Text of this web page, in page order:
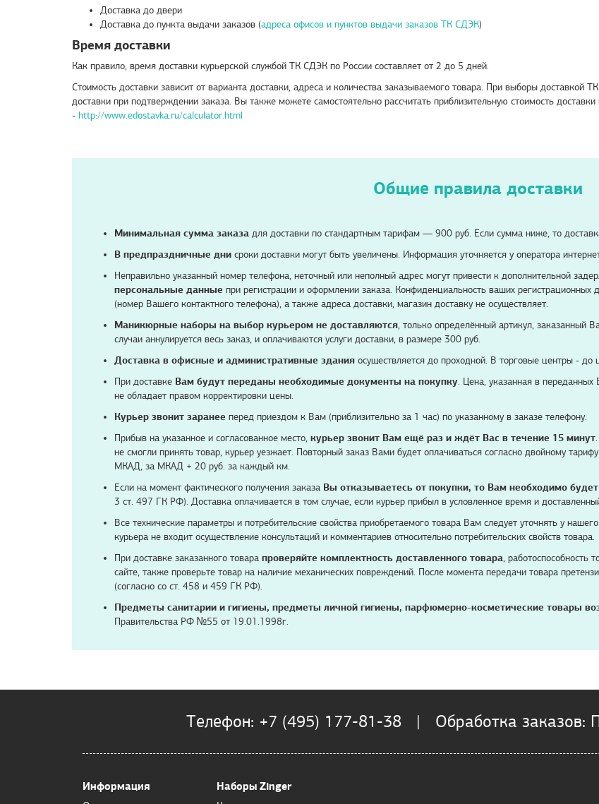
Доставка до двери
Доставка до пункта выдачи заказов (адреса офисов и пунктов выдачи заказов ТК СДЭК)
Время доставки
Как правило, время доставки курьерской службой ТК СДЭК по России составляет от 2 до 5 дней.
Стоимость доставки зависит от варианта доставки, адреса и количества заказываемого товара. При выборы доставкой
доставки при подтверждении заказа. Вы также можете самостоятельно рассчитать приблизительную стоимость
- http://www.edostavka.ru/calculator.html
Общие правила доставки
Минимальная сумма заказа для доставки по стандартным тарифам — 900 руб. Если сумма ниже, то
В предпраздничные дни сроки доставки могут быть увеличены. Информация уточняется у оператора
Неправильно указанный номер телефона, неточный или неполный адрес могут привести к дополнительной
персональные данные при регистрации и оформлении заказа. Конфиденциальность ваших регистрационных
(номер Вашего контактного телефона), а также адреса доставки, магазин доставку не осуществляет.
Маникюрные наборы на выбор курьером не доставляются, только определённый артикул, заказанный
случаи аннулируется весь заказ, и оплачиваются услуги доставки, в размере 300 руб.
Доставка в офисные и административные здания осуществляется до проходной. В торговые центры - до
При доставке Вам будут переданы необходимые документы на покупку. Цена, указанная в переданных
не обладает правом корректировки цены.
Курьер звонит заранее перед приездом к Вам (приблизительно за 1 час) по указанному в заказе телефону.
Прибыв на указанное и согласованное место, курьер звонит Вам ещё раз и ждёт Вас в течение 15 минут
не смогли принять товар, курьер уезжает. Повторный заказ Вами будет оплачиваться согласно двойному
МКАД, за МКАД + 20 руб. за каждый км.
Если на момент фактического получения заказа Вы отказываетесь от покупки, то Вам необходимо
3 ст. 497 ГК РФ). Доставка оплачивается в том случае, если курьер прибыл в условленное время и
Все технические параметры и потребительские свойства приобретаемого товара Вам следует уточнять у
курьера не входит осуществление консультаций и комментариев относительно потребительских свойств товара.
При доставке заказанного товара проверяйте комплектность доставленного товара, работоспособность
сайте, также проверьте товар на наличие механических повреждений. После момента передачи товара
(согласно со ст. 458 и 459 ГК РФ).
Предметы санитарии и гигиены, предметы личной гигиены, парфюмерно-косметические товары
Правительства РФ №55 от 19.01.1998г.
Телефон: +7 (495) 177-81-38 | Обработка заказов:
Информация
Наборы Zinger